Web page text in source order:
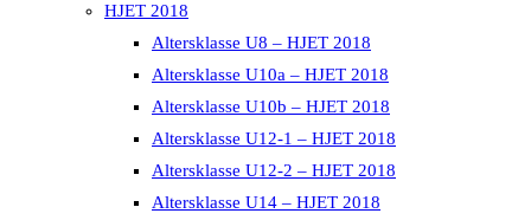
HJET 2018
Altersklasse U8 – HJET 2018
Altersklasse U10a – HJET 2018
Altersklasse U10b – HJET 2018
Altersklasse U12-1 – HJET 2018
Altersklasse U12-2 – HJET 2018
Altersklasse U14 – HJET 2018